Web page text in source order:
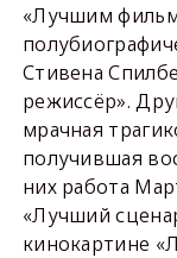
«Лучшим
Стивена
режиссёр».
мрачная
получившая
них работа
«Лучший
кинокартине